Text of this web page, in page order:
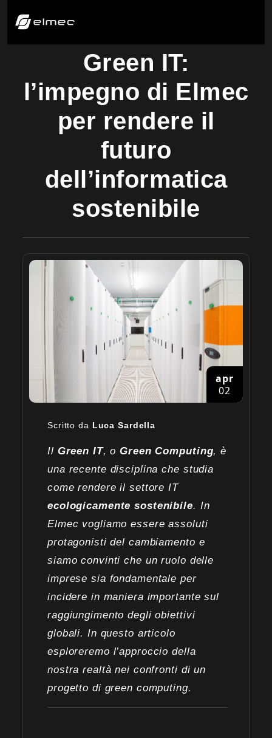
Green IT:
l’impegno di Elmec
per rendere il
futuro
dell’informatica
sostenibile
apr
02
Scritto da Luca Sardella
Il Green IT, oGreen Computing, è
una recente disciplina che studia
come rendere il settore IT
ecologicamente sostenibile. In
Elmec vogliamo essere assoluti
protagonisti del cambiamento e
siamo convinti che un ruolo delle
imprese sia fondamentale per
incidere in maniera importante sul
raggiungimento degli obiettivi
globali. In questo articolo
esploreremo l’approccio della
nostra realtà nei confronti di un
progetto di green computing.